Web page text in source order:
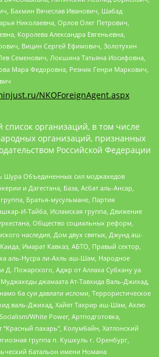
Бахмин Вячеслав Иванович, Шабад
Николаевна, Орлов Олег Петрович,
Королева Александра Евгеньевна,
Вицин Сергей Ефимович, Золотухин
Семенович, Локшина Татьяна Иосифовна,
Мара Федоровна, Резник Генри Маркович,
NKOForeignAgent.aspx
организаций, в том числе
организаций, признанных
Российской Федерации
Шура Объединенных сил моджахедов
и Дагестана, База, Асбат аль-Ансар,
Братья-мусульмане, Партия
И-Тайба, Исламская группа, Движение
Общество социальных реформ,
наследия, Дом двух святых, Джунд аш-
Имарат Кавказ, АБТО, Правый сектор,
аль-Нусра ли-Ахль аш-Шам, Народное
Пожарского, Аджр от Аллаха Субхану уа
джамаата Ат-Тавхида Валь-Джихад,
ба суи давлати исломи, Террористическое
валь-Джихад, Хайят Тахрир аш-Шам, Ахлю
White Power, Артподготовка,
“Красный пахарь”, Колумбайн, Хатлонский
группа п. Кушкуль г. Оренбург,
батальон имени Номана